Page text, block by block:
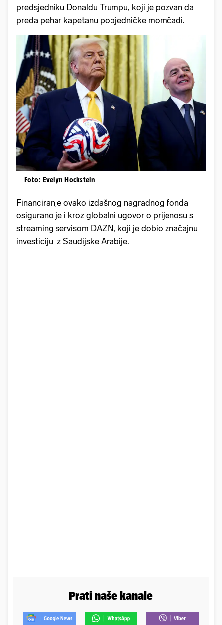
predsjedniku Donaldu Trumpu, koji je pozvan da
preda pehar kapetanu pobjedničke momčadi.
Foto: Evelyn Hockstein
Financiranje ovako izdašnog nagradnog fonda
osigurano je i kroz globalni ugovor o prijenosu s
streaming servisom DAZN, koji je dobio značajnu
investiciju iz Saudijske Arabije.
Prati naše kanale